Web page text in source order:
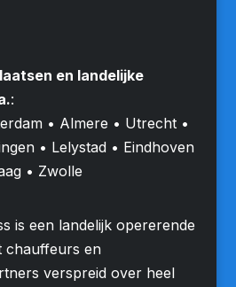
en landelijke
:
• Almere • Utrecht •
• Lelystad • Eindhoven
• Zwolle
is een landelijk opererende
chauffeurs en
verspreid over heel